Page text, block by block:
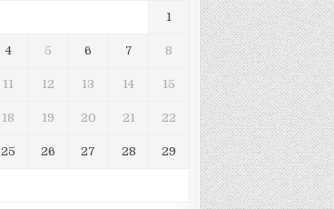
1
4 5 6 7 8
11 12 13 14 15
18 19 20 21 22
25 26 27 28 29